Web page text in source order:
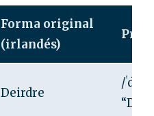
Forma original
(irlandés)
Deirdre
/